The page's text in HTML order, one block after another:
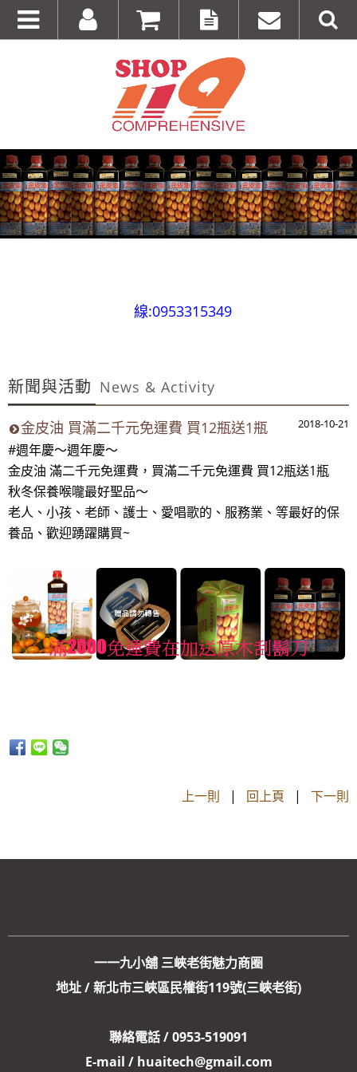
線:0953315349
運費~買12瓶送1瓶~手腳要快喔～秋冬保養喉嚨最好聖品～
100%美國OUTLET代購~全館美國紐約正品服飾~滿
2000元~按讚分享!9折!
全台第一輛到府服務品牌服飾專櫃專車 預約專
線:0953315349
100%美國正品~美國代購短T~全館75折~售完為止!
~週年慶～週年慶～團購聖品~ 金皮油~買滿二千元免
100%美國OUTLET代購~全館美國紐約正品服飾~滿
2000元~按讚分享!9折!
新聞與活動 News & Activity
2018-10-21
金皮油 買滿二千元免運費 買12瓶送1瓶
#週年慶～週年慶～
金皮油 滿二千元免運費，買滿二千元免運費 買12瓶送1瓶
秋冬保養喉嚨最好聖品～
老人、小孩、老師、護士、愛唱歌的、服務業、等最好的保
養品、歡迎踴躍購買~
上一則 | 回上頁 | 下一則
一一九小舖 三峽老街魅力商圈
地址 / 新北市三峽區民權街119號(三峽老街)
聯絡電話 / 0953-519091
E-mail / huaitech@gmail.com